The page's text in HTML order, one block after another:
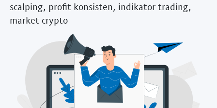
scalping, profit konsisten, indikator trading,
market crypto